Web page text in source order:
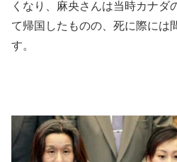
くなり、麻央さんは当時カナダ
て帰国したものの、死に際には
す。